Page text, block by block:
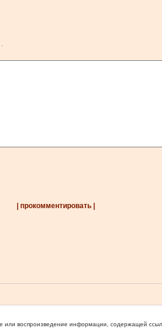
.
| прокомментировать |
или воспроизведение информации, содержащей